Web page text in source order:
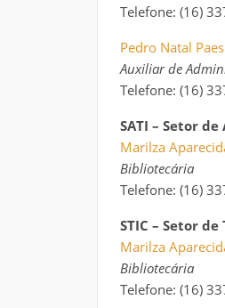
Telefone: (16)
Pedro Natal
Auxiliar de
Telefone: (16)
SATI – Setor
Marilza
Bibliotecária
Telefone: (16)
STIC – Setor
Marilza
Bibliotecária
Telefone: (16)